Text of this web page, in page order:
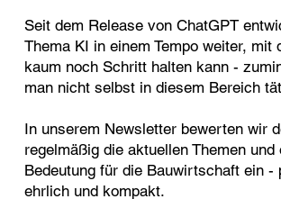
Seit dem Release von ChatGPT
Thema KI in einem Tempo weiter, mit
kaum noch Schritt halten kann -
man nicht selbst in diesem Bereich
In unserem Newsletter bewerten wir
regelmäßig die aktuellen Themen und
Bedeutung für die Bauwirtschaft ein -
ehrlich und kompakt.